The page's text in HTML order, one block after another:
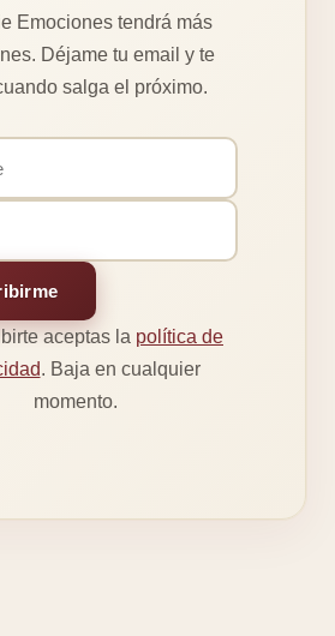
Emociones tendrá más
Déjame tu email y te
salga el próximo.
aceptas la política de
. Baja en cualquier
momento.